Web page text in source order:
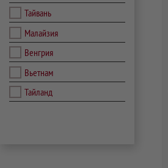
Тайвань
Малайзия
Венгрия
Вьетнам
Тайланд